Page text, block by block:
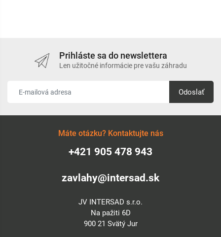
Prihláste sa do newslettera
Len užitočné informácie pre vašu záhradu
Odoslať
Máte otázku? Kontaktujte nás
+421 905 478 943
zavlahy@intersad.sk
JV INTERSAD s.r.o.
Na pažiti 6D
900 21 Svätý Jur